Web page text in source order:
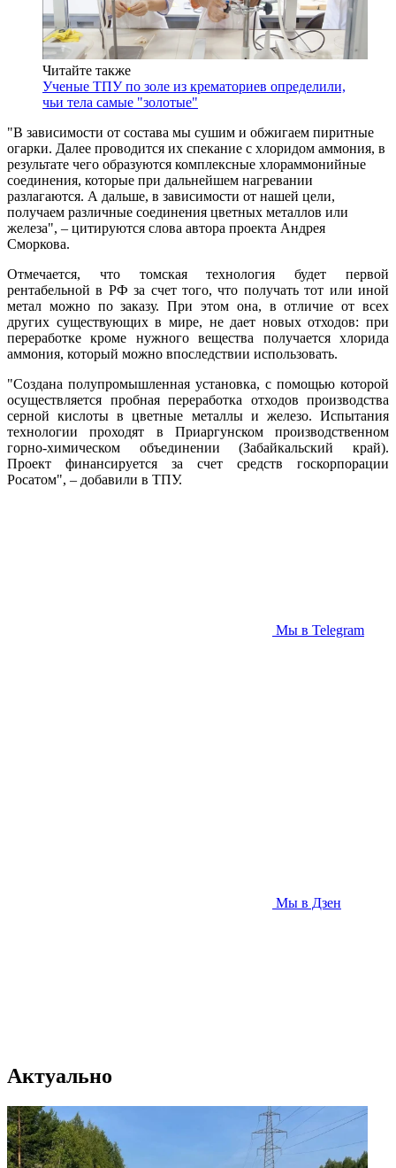
Читайте также
Ученые ТПУ по золе из крематориев определили,
чьи тела самые "золотые"
"В зависимости от состава мы сушим и обжигаем пиритные
огарки. Далее проводится их спекание с хлоридом аммония, в
результате чего образуются комплексные хлораммонийные
соединения, которые при дальнейшем нагревании
разлагаются. А дальше, в зависимости от нашей цели,
получаем различные соединения цветных металлов или
железа", – цитируются слова автора проекта Андрея
Сморкова.
Отмечается, что томская технология будет первой
рентабельной в РФ за счет того, что получать тот или иной
метал можно по заказу. При этом она, в отличие от всех
других существующих в мире, не дает новых отходов: при
переработке кроме нужного вещества получается хлорида
аммония, который можно впоследствии использовать.
"Создана полупромышленная установка, с помощью которой
осуществляется пробная переработка отходов производства
серной кислоты в цветные металлы и железо. Испытания
технологии проходят в Приаргунском производственном
горно-химическом объединении (Забайкальский край).
Проект финансируется за счет средств госкорпорации
Росатом", – добавили в ТПУ.
Мы в Telegram
Мы в Дзен
Актуально